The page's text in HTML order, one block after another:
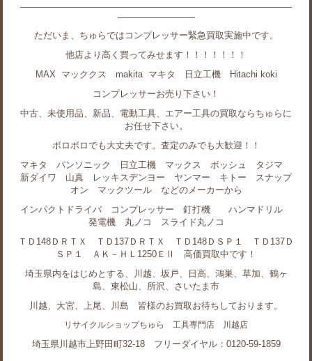
——————————————————————————————
————————–
ただいま、ちゅらではコンプレッサー緊急買取実施中です。
他店より高く買ってみせます！！！！！！！
MAX マッククス makita マキタ 日立工機 Hitachi koki
コンプレッサーお売り下さい！
中古、未使用品、新品、電動工具、エアー工具の買取ならちゅらに
お任せ下さい。
ボロボロでも大丈夫です。査定のみでも大歓迎！！
マキタ パンソニック 日立工機 マックス ボッシュ タジマ
新ダイワ 山真 レッキスデンヨー ヤンマー キトー スナップ
オン マックツール などのメーカーから
インパクトドライバ コンプレッサー 釘打機 ハンマドリル
発電機 丸ノコ スライド丸ノコ
ＴＤ148ＤＲＴＸ ＴＤ137ＤＲＴＸ ＴＤ148ＤＳＰ１ ＴＤ137Ｄ
ＳＰ１ ＡＫ－ＨＬ1250ＥⅡ 高価買取中です！
埼玉県内をはじめとする、川越、坂戸、日高、鴻巣、草加、鶴ヶ
島、東松山、所沢、さいたま市
川越、大宮、上尾、川島 皆様のお買取お待ちしております。
リサイクルショップちゅら 工具専門店 川越店
埼玉県川越市上野田町32-18 フリーダイヤル：0120-59-1859